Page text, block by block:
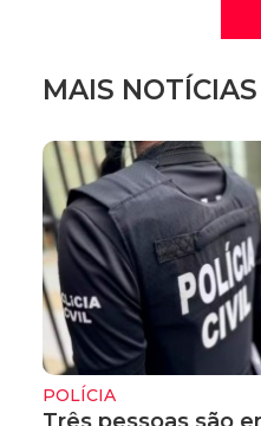
MAIS NOTÍCIAS
POLÍCIA